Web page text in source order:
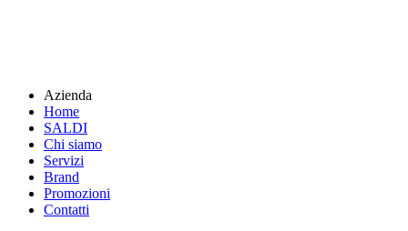
Azienda
Home
SALDI
Chi siamo
Servizi
Brand
Promozioni
Contatti